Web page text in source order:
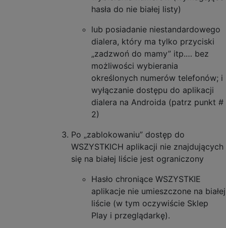
hasła do nie białej listy)
lub posiadanie niestandardowego
dialera, który ma tylko przyciski
„zadzwoń do mamy” itp.… bez
możliwości wybierania
określonych numerów telefonów; i
wyłączanie dostępu do aplikacji
dialera na Androida (patrz punkt #
2)
Po „zablokowaniu” dostęp do
WSZYSTKICH aplikacji nie znajdujących
się na białej liście jest ograniczony
Hasło chroniące WSZYSTKIE
aplikacje nie umieszczone na białej
liście (w tym oczywiście Sklep
Play i przeglądarkę).